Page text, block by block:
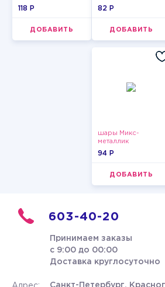
день рождения для
118 P
ДОБАВИТЬ
82 P
ДОБАВИТЬ
шары Микс-
металлик
94 P
ДОБАВИТЬ
603-40-20
Принимаем заказы
с 9:00 до 00:00
Доставка круглосуточно
Санкт-Петербург,